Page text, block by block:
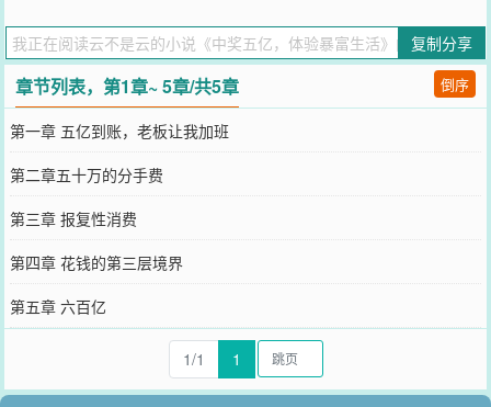
费。”然后一个开粉色保时捷的女人递来半个煎饼果子：“走，我教你
花钱。”
您要是觉得《 中奖五亿，体验暴富生活
》还不错的话请不要忘记向您
QQ群和微博微信里的朋友推荐哦！
复制分享
章节列表，第1章~ 5章/共5章 倒序
第一章 五亿到账，老板让我加班
第二章五十万的分手费
第三章 报复性消费
第四章 花钱的第三层境界
第五章 六百亿
1/1 1